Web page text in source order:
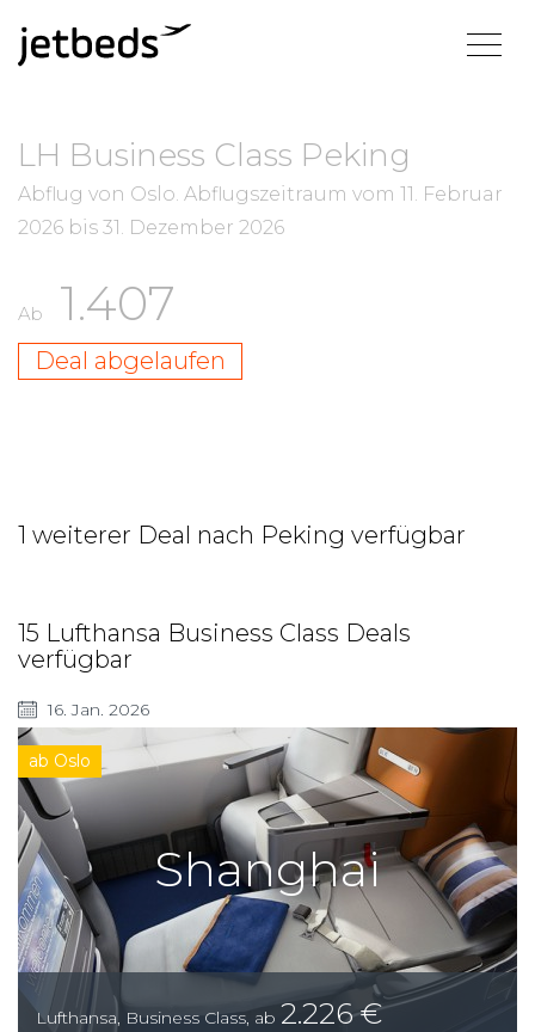
LH Business Class Peking
Abflug von Oslo. Abflugszeitraum vom 11. Februar
2026 bis 31. Dezember 2026
Ab 1.407
Deal abgelaufen
1 weiterer Deal nach Peking verfügbar
15 Lufthansa Business Class Deals
verfügbar
16. Jan. 2026
ab Oslo
Shanghai
Lufthansa, Business Class, ab 2.226€